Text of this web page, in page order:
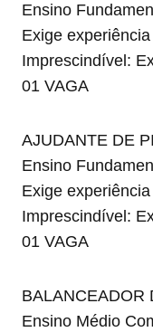
Ensino
Exige
Imprescindível:
01 VAGA
AJUDANTE DE
Ensino
Exige
Imprescindível:
01 VAGA
BALANCEADOR
Ensino Médio